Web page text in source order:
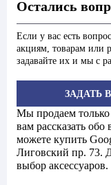
Остались
Если у вас есть
акциям, товарам или
задавайте их и мы с
ЗАДАТЬ
Мы продаем
вам рассказать
можете купить
Лиговский пр. 73.
выбор аксессуаров.